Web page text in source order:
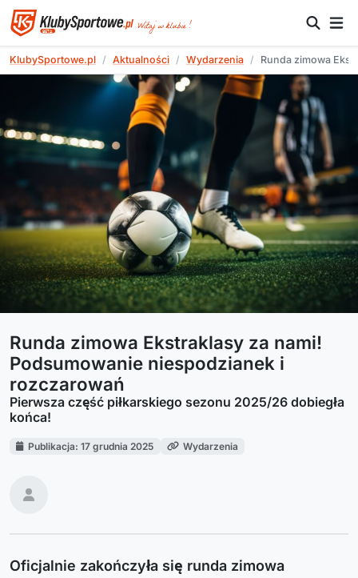
KlubySportowe.pl Aktualności Wydarzenia Runda zimowa
Runda zimowa Ekstraklasy za nami!
Podsumowanie niespodzianek i
rozczarowań
Pierwsza część piłkarskiego sezonu 2025/26 dobiegła
końca!
Publikacja: 17 grudnia 2025 Wydarzenia
Oficjalnie zakończyła się runda zimowa